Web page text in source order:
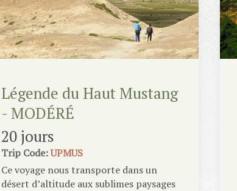
Légende du Haut Mustang
- MODÉRÉ
20 jours
Trip Code:UPMUS
Ce voyage nous transporte dans un
désert d’altitude aux sublimes paysages